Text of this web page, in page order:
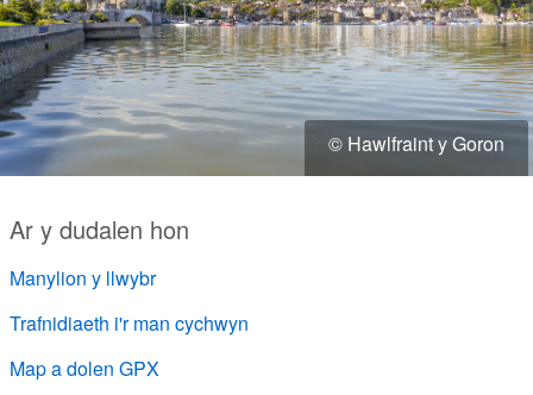
© Hawlfraint y Goron
Ar y dudalen hon
Manylion y llwybr
Trafnidiaeth i'r man cychwyn
Map a dolen GPX